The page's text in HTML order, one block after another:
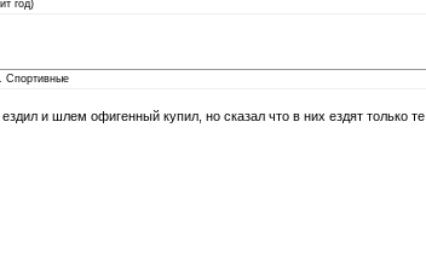
год)
Спортивные
и шлем офигенный купил, но сказал что в них ездят только те